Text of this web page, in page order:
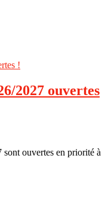
2027 ouvertes
ouvertes en priorité à